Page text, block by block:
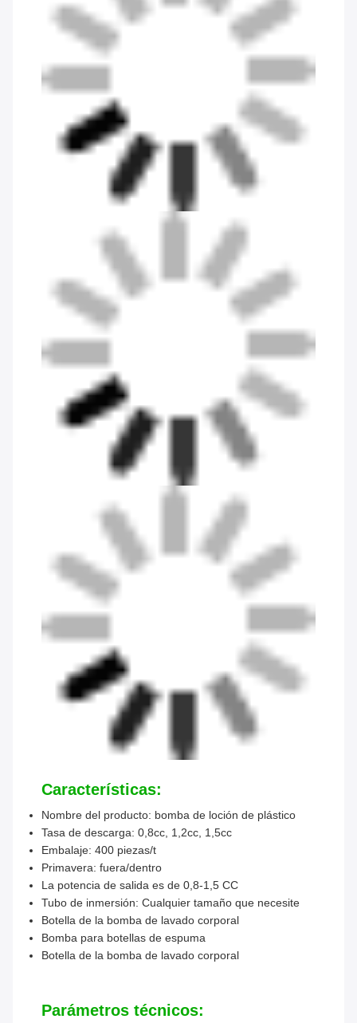
Características:
Nombre del producto: bomba de loción de plástico
Tasa de descarga: 0,8cc, 1,2cc, 1,5cc
Embalaje: 400 piezas/t
Primavera: fuera/dentro
La potencia de salida es de 0,8-1,5 CC
Tubo de inmersión: Cualquier tamaño que necesite
Botella de la bomba de lavado corporal
Bomba para botellas de espuma
Botella de la bomba de lavado corporal
Parámetros técnicos: